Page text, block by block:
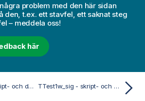
problem med den här sidan
den, t.ex. ett stavfel, ett saknat steg
– meddela oss!
här
TTest1w_dif - skript- och diagramfunktion TTest1w_sig - skript- och diagramfunktion